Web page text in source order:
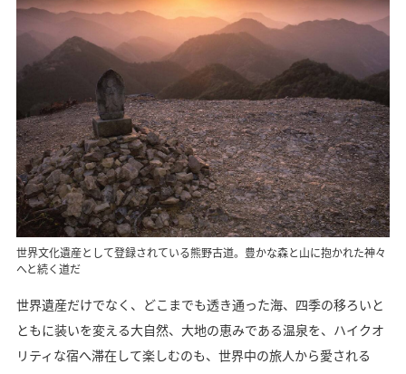
世界文化遺産として登録されている熊野古道。豊かな森と山に抱かれた神々
へと続く道だ
世界遺産だけでなく、どこまでも透き通った海、四季の移ろいと
ともに装いを変える大自然、大地の恵みである温泉を、ハイクオ
リティな宿へ滞在して楽しむのも、世界中の旅人から愛される